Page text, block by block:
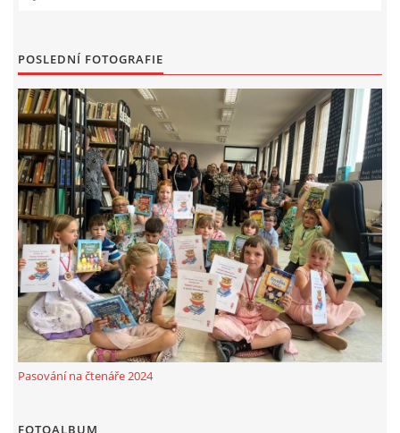
STREET ART
"KNIHOBUDKY"
ČASOSBĚRY - CHRÁŠŤANY
PROJEKT FLYNN "KNIHOVNA" CARSEN
E-KNIHY DO KAŽDÉ KNIHOVNY
GRANTY A DOTACE
POSLEDNÍ FOTOGRAFIE
Pasování na čtenáře 2024
FOTOALBUM